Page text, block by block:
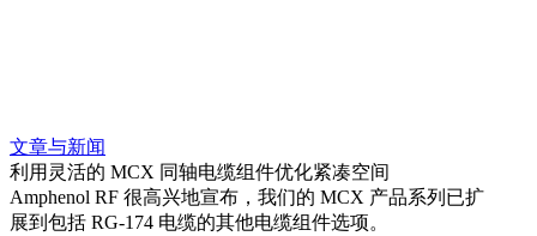
文章与新闻
利用灵活的 MCX 同轴电缆组件优化紧凑空间
Amphenol RF 很高兴地宣布，我们的 MCX 产品系列已扩
展到包括 RG-174 电缆的其他电缆组件选项。